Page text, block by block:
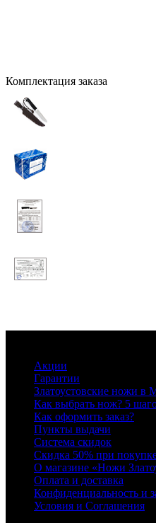
Комплектация заказа
Акции
Гарантии
Златоустовские ножи в
Как выбрать нож? 5
Как оформить заказ?
Пункты выдачи
Система скидок
Скидка 50% при
О магазине «Ножи
Оплата и доставка
Конфиденциальность и
Условия и Соглашения